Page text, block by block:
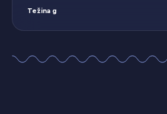
Težina g